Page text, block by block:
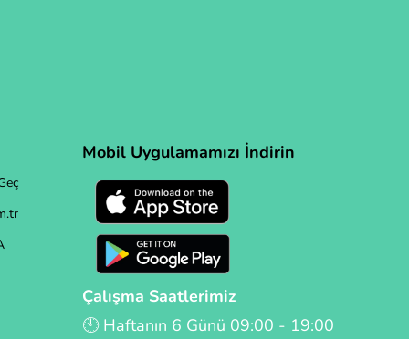
Mobil Uygulamamızı İndirin
Çalışma Saatlerimiz
🕙 Haftanın 6 Günü 09:00 - 19:00